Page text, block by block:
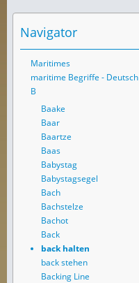
Navigator
Maritimes
maritime Begriffe - Deutsch
B
Baake
Baar
Baartze
Baas
Babystag
Babystagsegel
Bach
Bachstelze
Bachot
Back
back halten
back stehen
Backing Line